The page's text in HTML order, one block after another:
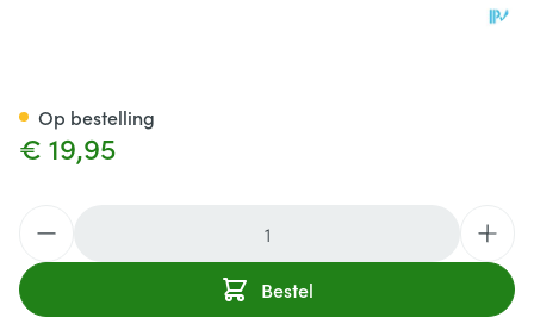
€ 19,95
Bestel
Op bestelling